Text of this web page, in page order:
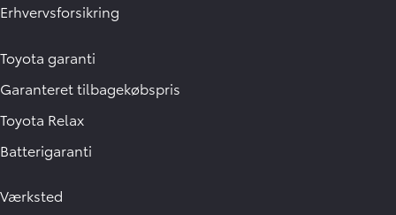
Erhvervsforsikring
Toyota garanti
Garanteret tilbagekøbspris
Toyota Relax
Batterigaranti
Værksted